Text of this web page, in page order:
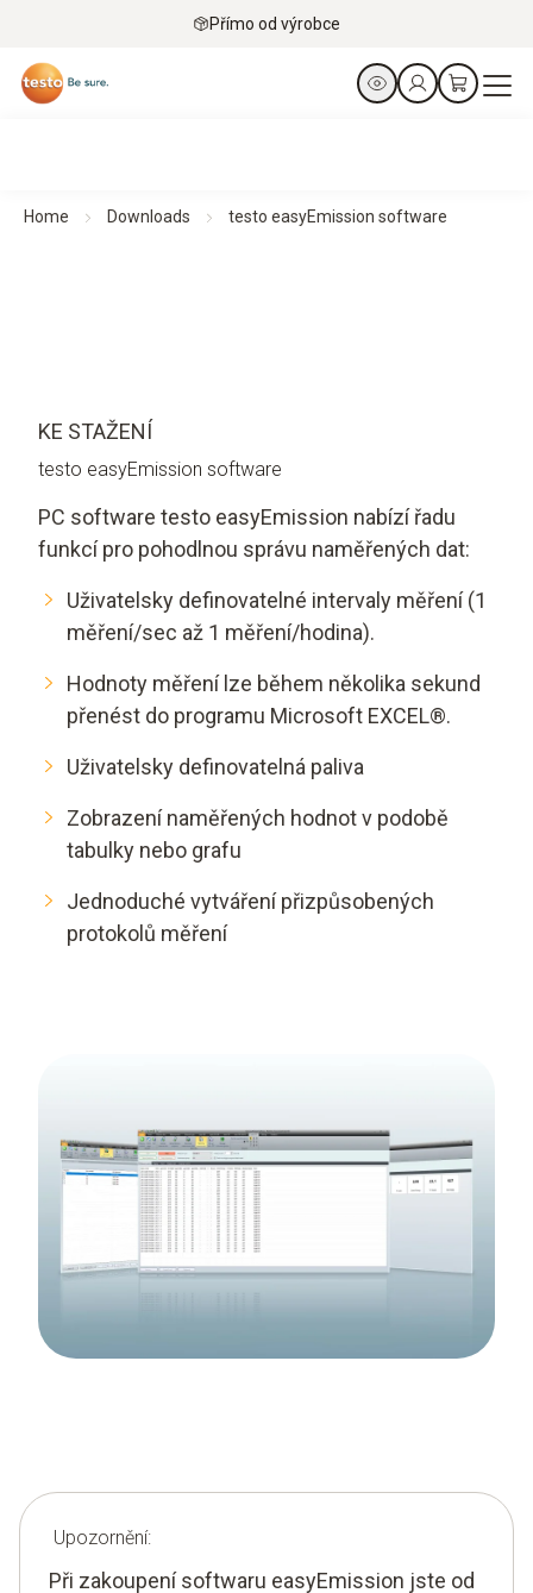
Přímo od výrobce
Home Downloads testo easyEmission software
KE STAŽENÍ
testo easyEmission software
PC software testo easyEmission nabízí řadu
funkcí pro pohodlnou správu naměřených dat:
Uživatelsky definovatelné intervaly měření (1
měření/sec až 1 měření/hodina).
Hodnoty měření lze během několika sekund
přenést do programu Microsoft EXCEL®.
Uživatelsky definovatelná paliva
Zobrazení naměřených hodnot v podobě
tabulky nebo grafu
Jednoduché vytváření přizpůsobených
protokolů měření
Upozornění:
Při zakoupení softwaru easyEmission jste od